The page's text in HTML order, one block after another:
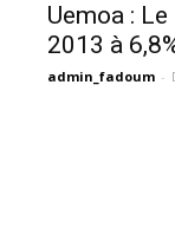
Uemoa :
2013 à
admin_fadoum -